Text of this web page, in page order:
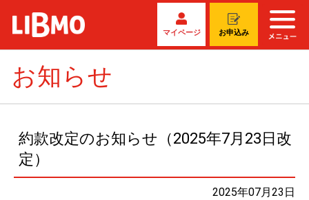
マイページ お申込み
お知らせ
約款改定のお知らせ（2025年7月23日改
定）
2025年07月23日